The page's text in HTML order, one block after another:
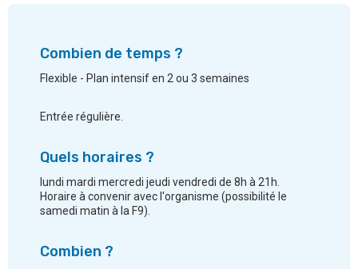
Combien de temps ?
Flexible - Plan intensif en 2 ou 3 semaines
Entrée régulière.
Quels horaires ?
lundi mardi mercredi jeudi vendredi de 8h à 21h.
Horaire à convenir avec l'organisme (possibilité le
samedi matin à la F9).
Combien ?